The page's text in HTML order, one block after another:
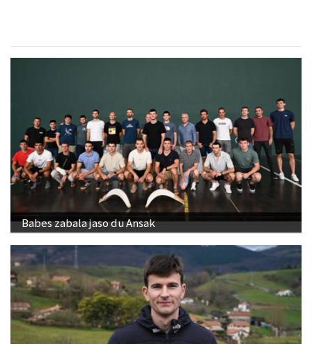
Babes zabala jaso du Ansak